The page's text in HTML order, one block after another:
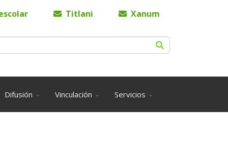
Titlani Xanum
Difusión Vinculación Servicios